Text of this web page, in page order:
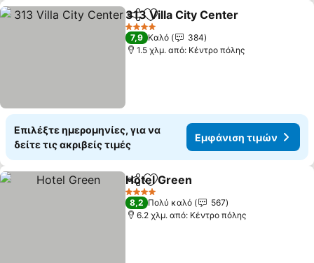
Κοινοποίηση
Προσθήκη στα αγαπημένα
313 Villa City Center
4 Αστέρια
7,9 Καλό
384
1.5 χλμ. από: Κέντρο πόλης
Επιλέξτε ημερομηνίες, για να
δείτε τις ακριβείς τιμές
Εμφάνιση τιμών
Κοινοποίηση
Προσθήκη στα αγαπημένα
Hotel Green
4 Αστέρια
8,2 Πολύ καλό
567
6.2 χλμ. από: Κέντρο πόλης